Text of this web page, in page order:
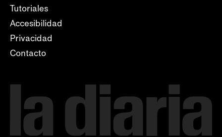
Tutoriales
Accesibilidad
Privacidad
Contacto